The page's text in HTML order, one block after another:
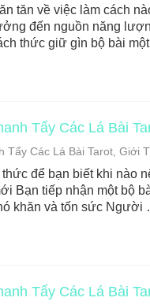
Of Love Oracle – Lá
Of Love Oracle – Lá
tăn về việc làm cách
đến nguồn năng
thức giữ gìn bộ bài
Tẩy Các Lá Bài
Tẩy Các Lá Bài Tarot, Giới
để bạn biết khi nào
Bạn tiếp nhận một bộ
khăn và tốn sức Người
Tẩy Các Lá Bài